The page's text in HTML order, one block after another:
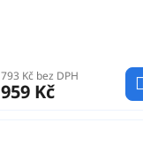
793 Kč bez DPH
959 Kč